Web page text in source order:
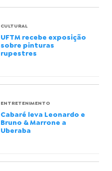
CULTURAL
UFTM recebe exposição
sobre pinturas
rupestres
ENTRETENIMENTO
Cabaré leva Leonardo e
Bruno & Marrone a
Uberaba